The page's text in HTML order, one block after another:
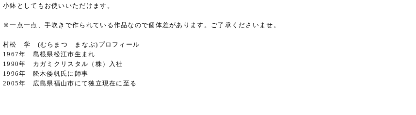
小鉢としてもお使いいただけます。
※一点一点、手吹きで作られている作品なので個体差があります。ご了承くださいませ。
村松 学 (むらまつ まなぶ)プロフィール
1967年 島根県松江市生まれ
1990年 カガミクリスタル（株）入社
1996年 舩木倭帆氏に師事
2005年 広島県福山市にて独立現在に至る